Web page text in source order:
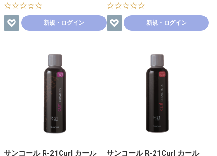
☆☆☆☆☆
新規・ログイン
☆☆☆☆☆
新規・ログイン
サンコール R-21Curl カール サンコール R-21Curl カール